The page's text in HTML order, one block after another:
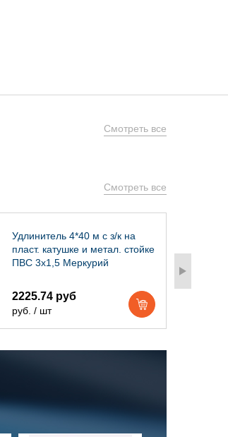
Смотреть все
Смотреть все
Удлинитель 4*40 м с з/к на
пласт. катушке и метал. стойке
ПВС 3х1,5 Меркурий
2225.74 руб
руб. / шт